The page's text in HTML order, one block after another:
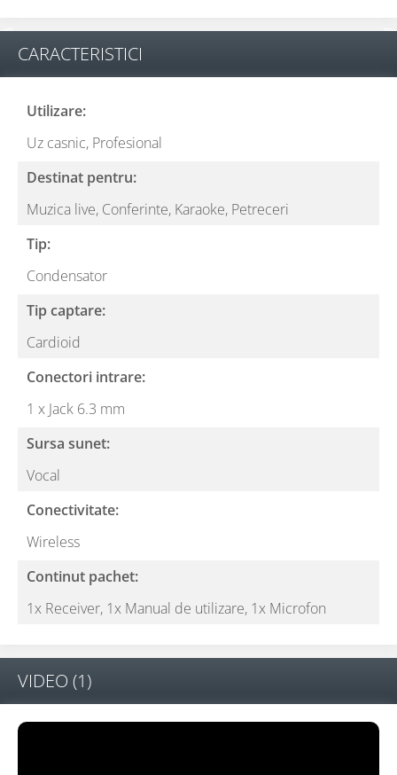
CARACTERISTICI
Utilizare:
Uz casnic, Profesional
Destinat pentru:
Muzica live, Conferinte, Karaoke, Petreceri
Tip:
Condensator
Tip captare:
Cardioid
Conectori intrare:
1 x Jack 6.3 mm
Sursa sunet:
Vocal
Conectivitate:
Wireless
Continut pachet:
1x Receiver, 1x Manual de utilizare, 1x Microfon
VIDEO (1)